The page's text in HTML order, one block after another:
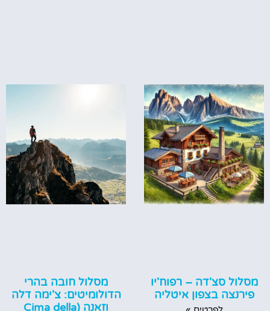
מסלול סצ'דה – רפוח'יו
פירנצה בצפון איטליה
מסלול חובה בהרי
הדולומיטים: צ'ימה דלה
וזאנה (Cima della